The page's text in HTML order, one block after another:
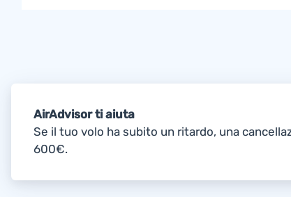
AirAdvisor ti aiuta
Se il tuo volo ha subito un ritardo, una
600€.